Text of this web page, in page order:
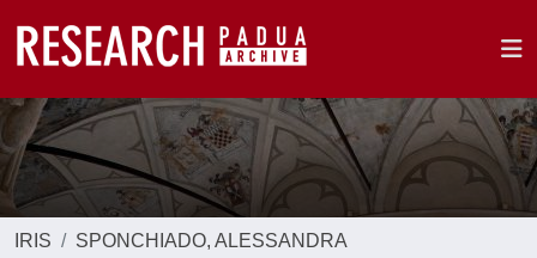
IRIS
SPONCHIADO, ALESSANDRA